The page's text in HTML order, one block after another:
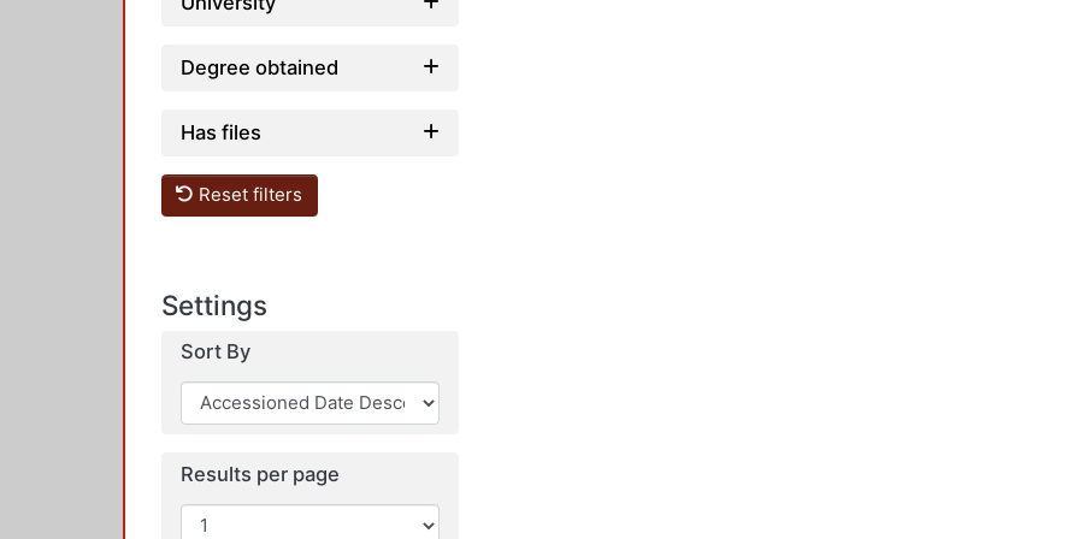
Degree obtained
Has files
Reset filters
Settings
Sort By
Results per page